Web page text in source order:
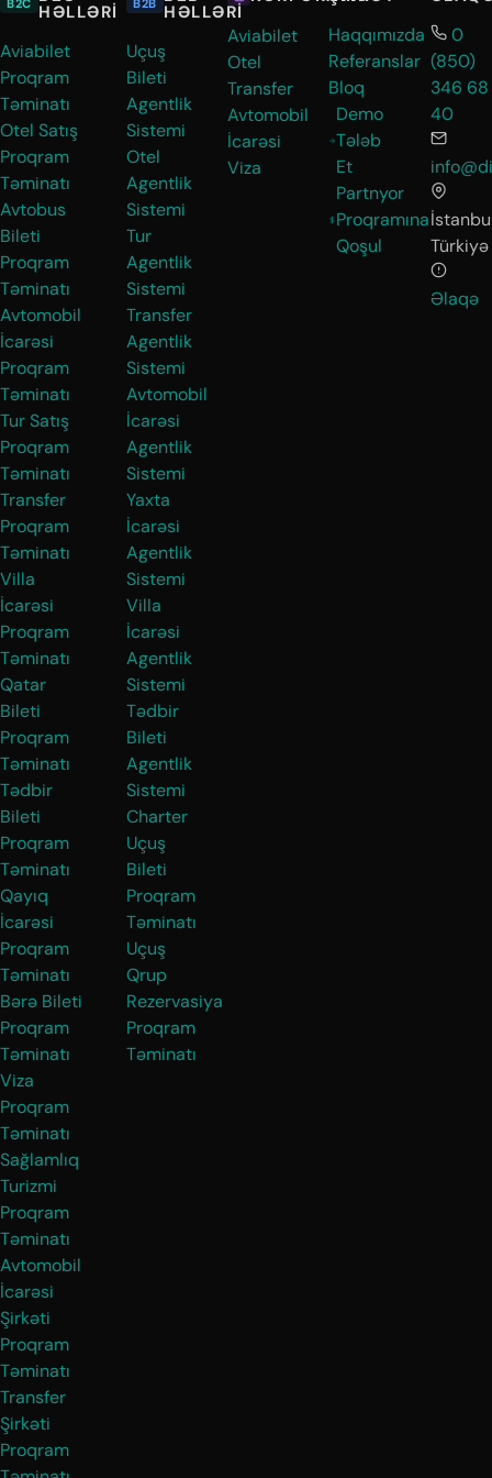
B2C HƏLLƏRI
Aviabilet
Proqram
Təminatı
Otel Satış
Proqram
Təminatı
Avtobus
Bileti
Proqram
Təminatı
Avtomobil
İcarəsi
Proqram
Təminatı
Tur Satış
Proqram
Təminatı
Transfer
Proqram
Təminatı
Villa
İcarəsi
Proqram
Təminatı
Qatar
Bileti
Proqram
Təminatı
Tədbir
Bileti
Proqram
Təminatı
Qayıq
İcarəsi
Proqram
Təminatı
Bərə Bileti
Proqram
Təminatı
Viza
Proqram
Təminatı
Sağlamlıq
Turizmi
Proqram
Təminatı
Avtomobil
İcarəsi
Şirkəti
Proqram
Təminatı
Transfer
Şirkəti
Proqram
B2B HƏLLƏRI
Uçuş
Bileti
Agentlik
Sistemi
Otel
Agentlik
Sistemi
Tur
Agentlik
Sistemi
Transfer
Agentlik
Sistemi
Avtomobil
İcarəsi
Agentlik
Sistemi
Yaxta
İcarəsi
Agentlik
Sistemi
Villa
İcarəsi
Agentlik
Sistemi
Tədbir
Bileti
Agentlik
Sistemi
Charter
Uçuş
Bileti
Proqram
Təminatı
Uçuş
Qrup
Rezervasiya
Proqram
Təminatı
Aviabilet
Otel
Transfer
Avtomobil
İcarəsi
Viza
Haqqımızda
Referanslar
Bloq
Demo
Tələb
Et
Partnyor
Proqramına
Qoşul
0
(850)
346 68
40
Türkiyə
Əlaqə